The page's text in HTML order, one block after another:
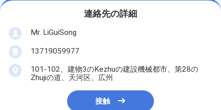
連絡先の詳細
Mr. LiGuiSong
13719059977
101-102、建物3のKezhuの建設機械都市、第28の
Zhujiの道、天河区、広州
接触